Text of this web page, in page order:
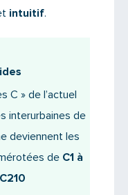
intuitif.
C » de l’actuel
interurbaines de
deviennent les
de C1 à